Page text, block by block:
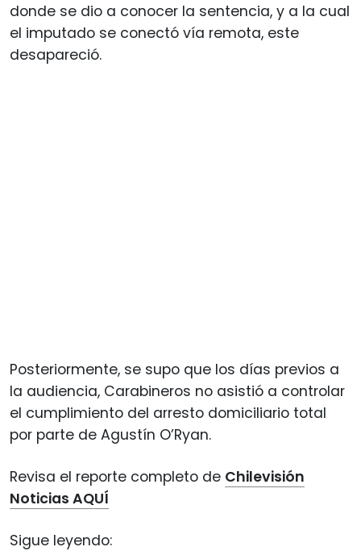
donde se dio a conocer la sentencia, y a la cual
el imputado se conectó vía remota, este
desapareció.
Posteriormente, se supo que los días previos a
la audiencia, Carabineros no asistió a controlar
el cumplimiento del arresto domiciliario total
por parte de Agustín O’Ryan.
Revisa el reporte completo de Chilevisión
Noticias AQUÍ
Sigue leyendo: